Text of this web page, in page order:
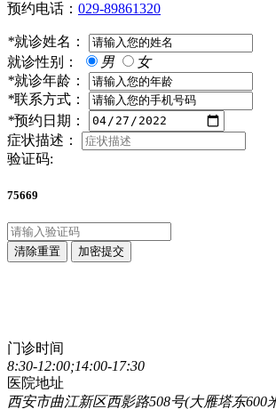
预约电话： 029-89861320
*就诊姓名：
就诊性别：
男
女
*就诊年龄：
*联系方式：
*预约日期：
症状描述：
验证码:
75669
清除重置 加密提交
门诊时间
8:30-12:00;14:00-17:30
医院地址
西安市曲江新区西影路508号(大雁塔东600